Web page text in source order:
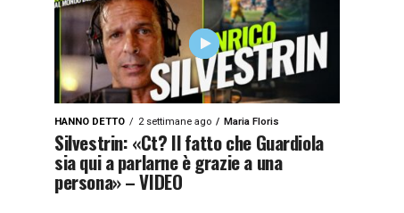
HANNO DETTO 2 settimane ago Maria Floris
Silvestrin: «Ct? Il fatto che Guardiola
sia qui a parlarne è grazie a una
persona» – VIDEO